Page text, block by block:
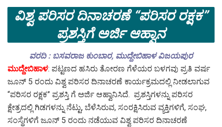
ವಿಶ್ವ ಪರಿಸರ ದಿನಾಚರಣೆ “ಪರಿಸರ ರಕ್ಷಕ”
ಪ್ರಶಸ್ತಿಗೆ ಅರ್ಜಿ ಆಹ್ವಾನ
ವರದಿ : ಬಸವರಾಜ ಕುಂಬಾರ, ಮುದ್ದೇಬಿಹಾಳ ವಿಜಯಪುರ
ಮುದ್ದೇಬಿಹಾಳ: ಪಟ್ಟಣದ ಹಸಿರು ತೋರಣ ಗೆಳೆಯರ ಬಳಗವು ಪ್ರತಿ ವರ್ಷ
ಜೂನ್ 5 ರಂದು ವಿಶ್ವ ಪರಿಸರ ದಿನಾಚರಣೆ ಕಾರ್ಯಕ್ರಮದಲ್ಲಿ ನೀಡಲಾಗುವ
“ಪರಿಸರ ರಕ್ಷಕ” ಪ್ರಶಸ್ತಿ ಗೆ ಅರ್ಜಿ ಆಹ್ವಾನಿಸಿದೆ. ಪ್ರಶಸ್ತಿಗಳನ್ನು ಪರಿಸರ
ಕ್ಷೇತ್ರದಲ್ಲಿ ಗಿಡಗಳನ್ನು ನೆಟ್ಟು, ಬೆಳೆಸಿರುವ, ಸಂರಕ್ಷಿಸಿರುವ ವ್ಯಕ್ತಿಗಳಿಗೆ, ಸಂಘ,
ಸಂಸ್ಥೆಗಳಿಗೆ ಜೂನ್ 5 ರಂದು ನಡೆಯುವ ವಿಶ್ವ ಪರಿಸರ ದಿನಾಚರಣೆ